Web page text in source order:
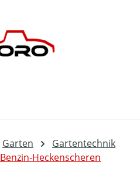
Garten
Gartentechnik
Benzin-Heckenscheren